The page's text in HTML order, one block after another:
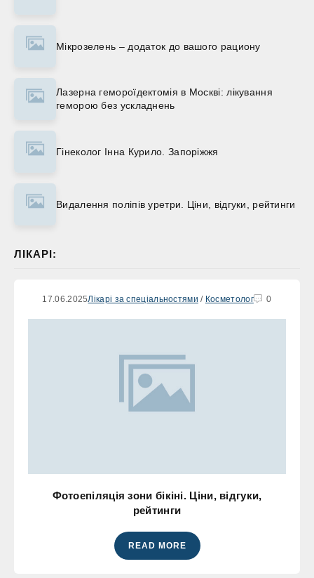
Мікрозелень – додаток до вашого рациону
Лазерна гемороїдектомія в Москві: лікування
геморою без ускладнень
Гінеколог Інна Курило. Запоріжжя
Видалення поліпів уретри. Ціни, відгуки, рейтинги
ЛІКАРІ:
17.06.2025Лікарі за спеціальностями / Косметолог 0
Фотоепіляція зони бікіні. Ціни, відгуки,
рейтинги
READ MORE